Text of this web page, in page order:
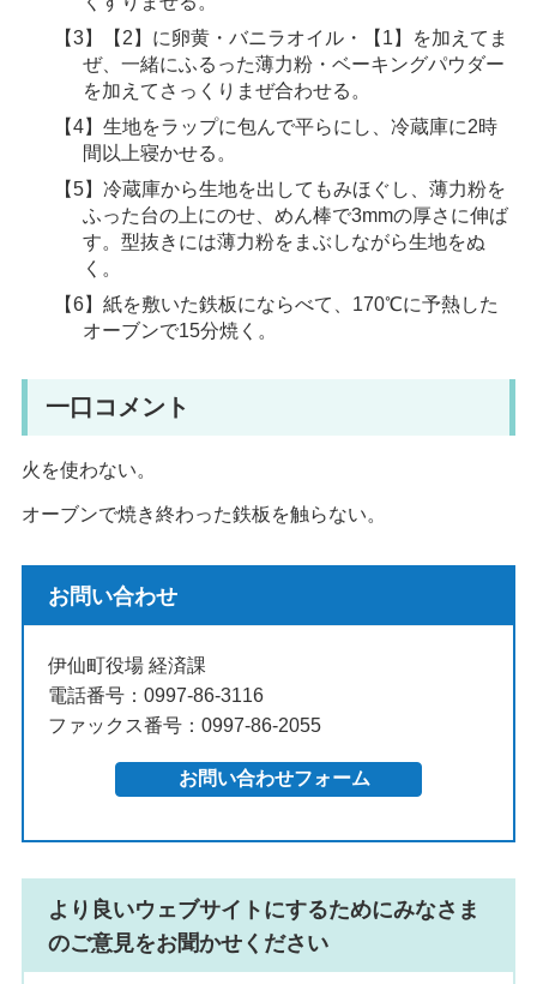
【3】【2】に卵黄・バニラオイル・【1】を加えてま
ぜ、一緒にふるった薄力粉・ベーキングパウダー
を加えてさっくりまぜ合わせる。
【4】生地をラップに包んで平らにし、冷蔵庫に2時
間以上寝かせる。
【5】冷蔵庫から生地を出してもみほぐし、薄力粉を
ふった台の上にのせ、めん棒で3mmの厚さに伸ば
す。型抜きには薄力粉をまぶしながら生地をぬ
く。
【6】紙を敷いた鉄板にならべて、170℃に予熱した
オーブンで15分焼く。
一口コメント
火を使わない。
オーブンで焼き終わった鉄板を触らない。
お問い合わせ
伊仙町役場 経済課
電話番号：0997-86-3116
ファックス番号：0997-86-2055
より良いウェブサイトにするためにみなさま
のご意見をお聞かせください